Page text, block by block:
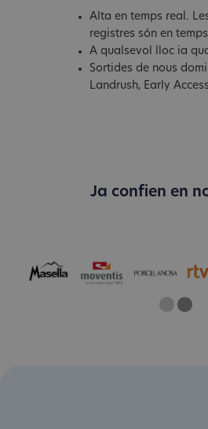
Alta en temps real.
registres són en
A qualsevol lloc ia
Sortides de nous
Landrush, Early
Ja confien en
One
Current
Two